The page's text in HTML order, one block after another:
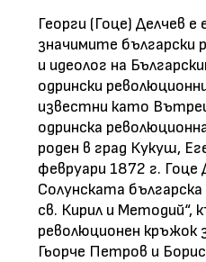
Георги (Гоце) Делчев
значимите български
и идеолог на
одрински
известни като
одринска
роден в град Кукуш,
февруари 1872 г. Гоце
Солунската
св. Кирил и Методий“,
революционен кръжок
Гьорче Петров и